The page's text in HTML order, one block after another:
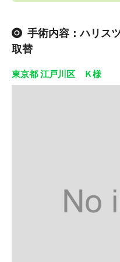
手術内容：ハリス
取替
東京都 江戸川区 Ｋ様